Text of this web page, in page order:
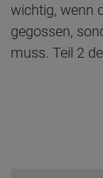
wichtig, wenn
gegossen,
muss. Teil 2